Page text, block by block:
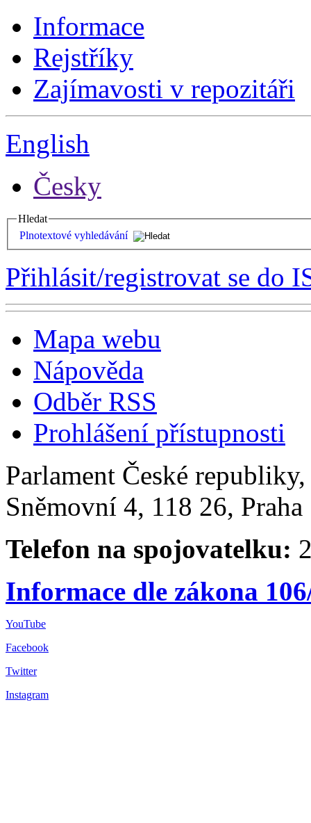
Informace
Rejstříky
Zajímavosti v repozitáři
English
Česky
Hledat
Plnotextové vyhledávání
Přihlásit/registrovat se do
Mapa webu
Nápověda
Odběr RSS
Prohlášení přístupnosti
Parlament České
Sněmovní 4, 118 26,
Telefon na spojovatelku:
Informace dle zákona
YouTube
Facebook
Twitter
Instagram